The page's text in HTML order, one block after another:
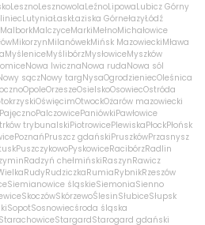
LesznoLesznowolaLeźnoLipowaLubicz Górny
LutyniaŁaskŁaziska GórnełazyŁódź
MalborkMalczyceMarkiMełnoMichałowice
MikorzynMilanówekMińsk MazowieckiMława
MyśleniceMyślibórzMysłowiceMyszków
Nowa IwicznaNowa rudaNowa sól
sączNowy targNysaOgrodzieniecOleśnica
OpoleOrzeszeOsielskoOsowiecOstróda
OświęcimOtwockOżarów mazowiecki
PajęcznoPalczowicePaniówkiPawłowice
trybunalskiPiotrowicePlewiskaPłockPłońsk
PoznańPruszcz gdańskiPruszkówPrzasnysz
PuszczykowoPyskowiceRacibórzRadlin
Radzyń chełmińskiRaszynRawicz
RudyRudziczkaRumiaRybnikRzeszów
Siemianowice śląskieSiemoniaSienno
SkoczówSkórzewoŚlesinSłubiceSłupsk
SopotSosnowiecśroda śląska
StarachowiceStargardStarogard gdański